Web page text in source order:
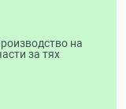
на
за тях